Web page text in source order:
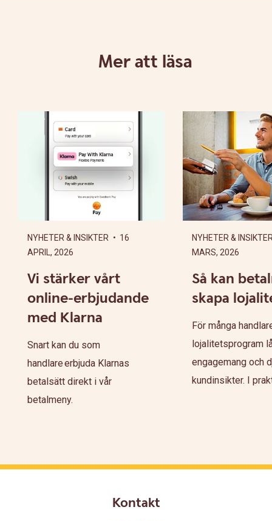
Mer att läsa
NYHETER & INSIKTER • 16
APRIL, 2026
Vi stärker vårt
online-erbjudande
med Klarna
Snart kan du som
handlare erbjuda Klarnas
betalsätt direkt i vår
betalmeny.
NYHETER &
MARS, 2026
Så kan
skapa
För många
lojalitetsprogram
engagemang och
kundinsikter. I
Kontakt